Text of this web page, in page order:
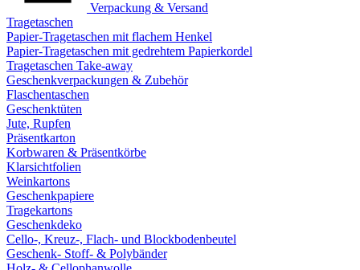
Verpackung & Versand
Tragetaschen
Papier-Tragetaschen mit flachem Henkel
Papier-Tragetaschen mit gedrehtem Papierkordel
Tragetaschen Take-away
Geschenkverpackungen & Zubehör
Flaschentaschen
Geschenktüten
Jute, Rupfen
Präsentkarton
Korbwaren & Präsentkörbe
Klarsichtfolien
Weinkartons
Geschenkpapiere
Tragekartons
Geschenkdeko
Cello-, Kreuz-, Flach- und Blockbodenbeutel
Geschenk- Stoff- & Polybänder